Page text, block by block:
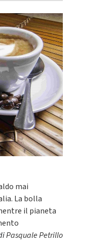
mai
La bolla
il pianeta
Pasquale Petrillo